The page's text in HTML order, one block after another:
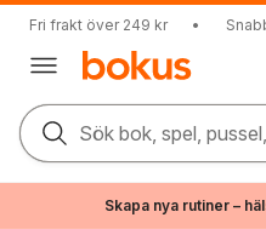
Fri frakt över 249 kr •
Sök bok, spel,
Skapa nya rutiner –